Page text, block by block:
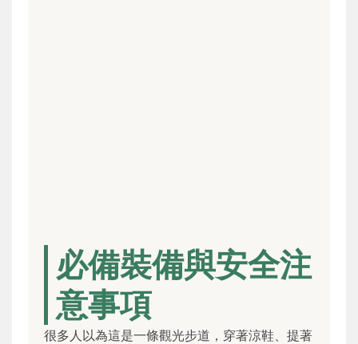
必備裝備與安全注
意事項
很多人以為這是一條觀光步道，穿著涼鞋、提著